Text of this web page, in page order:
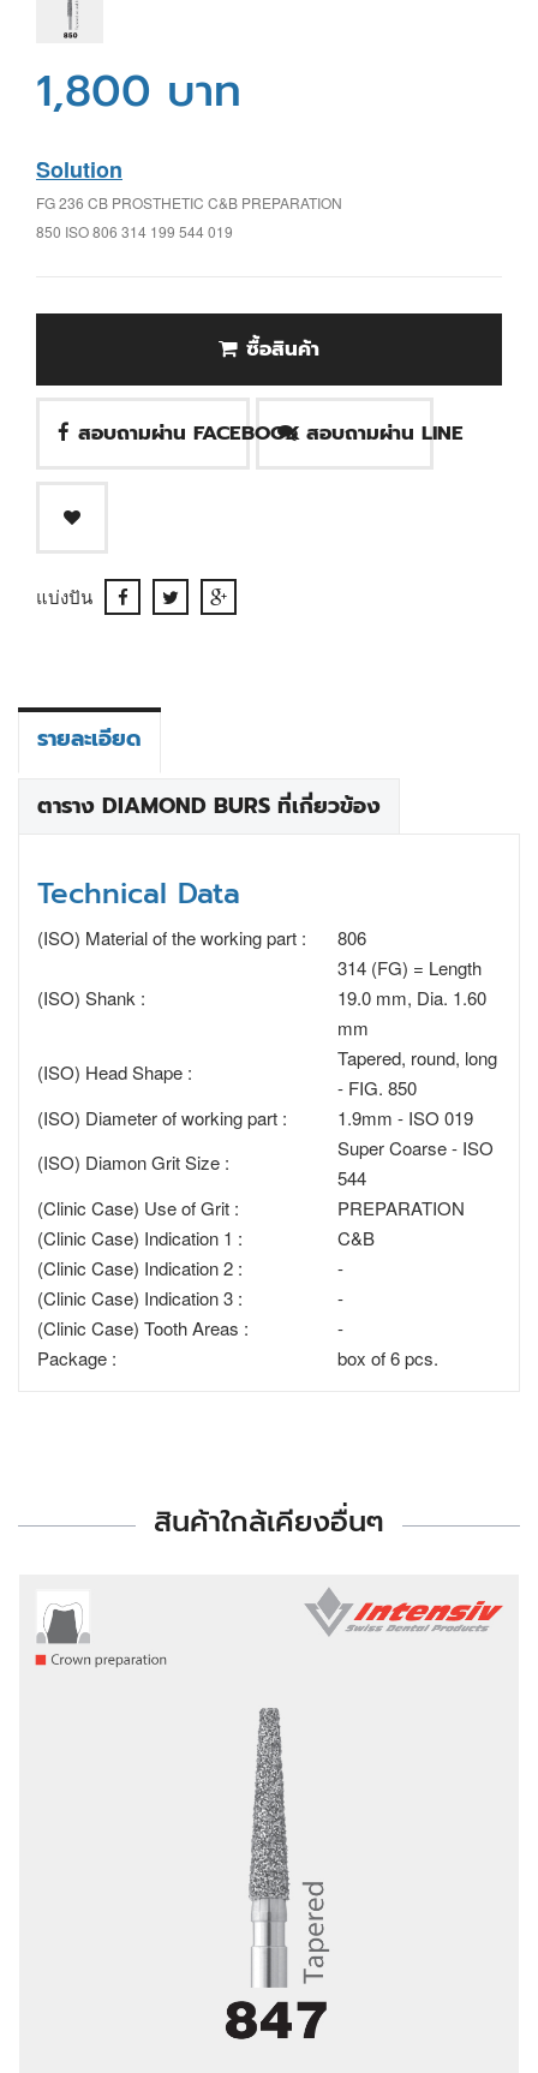
1,800 บาท
Solution
FG 236 CB PROSTHETIC C&B PREPARATION
850 ISO 806 314 199 544 019
ซื้อสินค้า
สอบถามผ่าน FACEBOOK สอบถามผ่าน LINE
แบ่งปัน
รายละเอียด
ตาราง DIAMOND BURS ที่เกี่ยวข้อง
Technical Data
(ISO) Material of the working part : 806
(ISO) Shank :
314 (FG) = Length
19.0 mm, Dia. 1.60
mm
(ISO) Head Shape :
Tapered, round, long
- FIG. 850
(ISO) Diameter of working part :
1.9mm - ISO 019
(ISO) Diamon Grit Size :
Super Coarse - ISO
544
(Clinic Case) Use of Grit :
PREPARATION
(Clinic Case) Indication 1 :
C&B
(Clinic Case) Indication 2 :
-
(Clinic Case) Indication 3 :
-
(Clinic Case) Tooth Areas :
-
Package :
box of 6 pcs.
สินค้าใกล้เคียงอื่นๆ